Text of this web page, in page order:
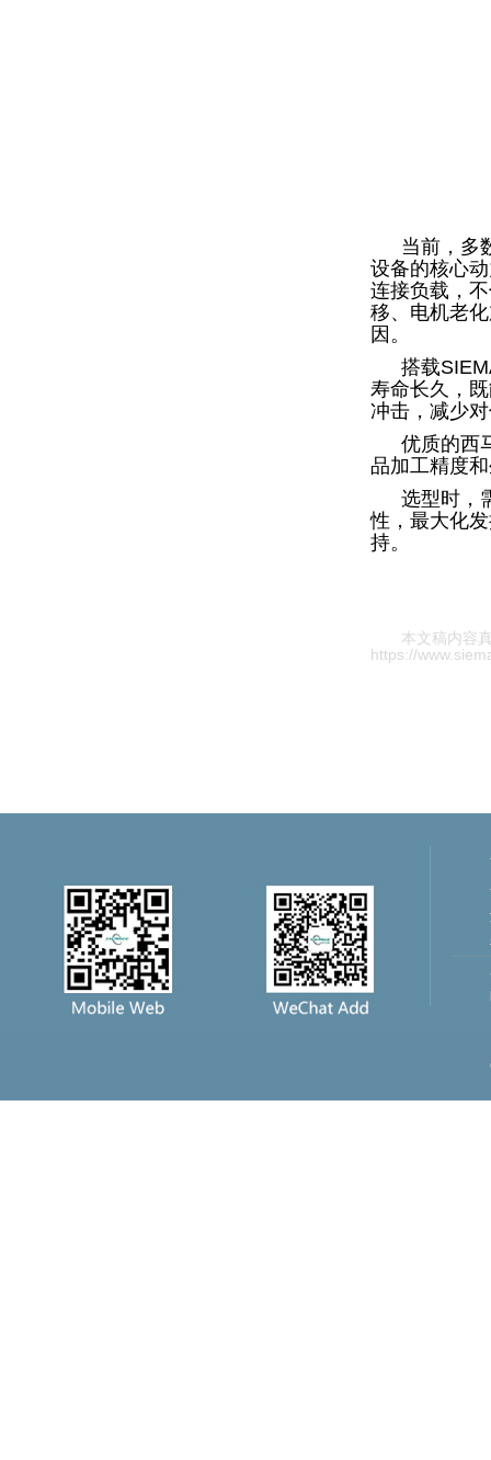
当前，多
设备的核心
连接负载，
移、电机老
因 。
搭载
寿命长久，
冲击，减少
优质的西
品加工精度
选型时，
性，最大化
持。
本文稿内容
https://